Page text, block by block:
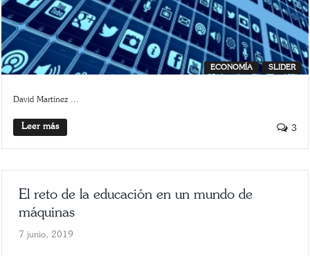
ECONOMÍA SLIDER
David Martínez ...
Leer más 3
El reto de la educación en un mundo de
máquinas
7 junio, 2019